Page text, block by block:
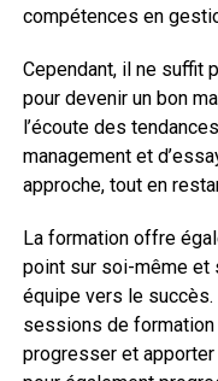
compétences en
Cependant, il ne suffit
pour devenir un bon
l’écoute des
management et
approche, tout en
La formation offre
point sur soi-même et
équipe vers le
sessions de formation
progresser et